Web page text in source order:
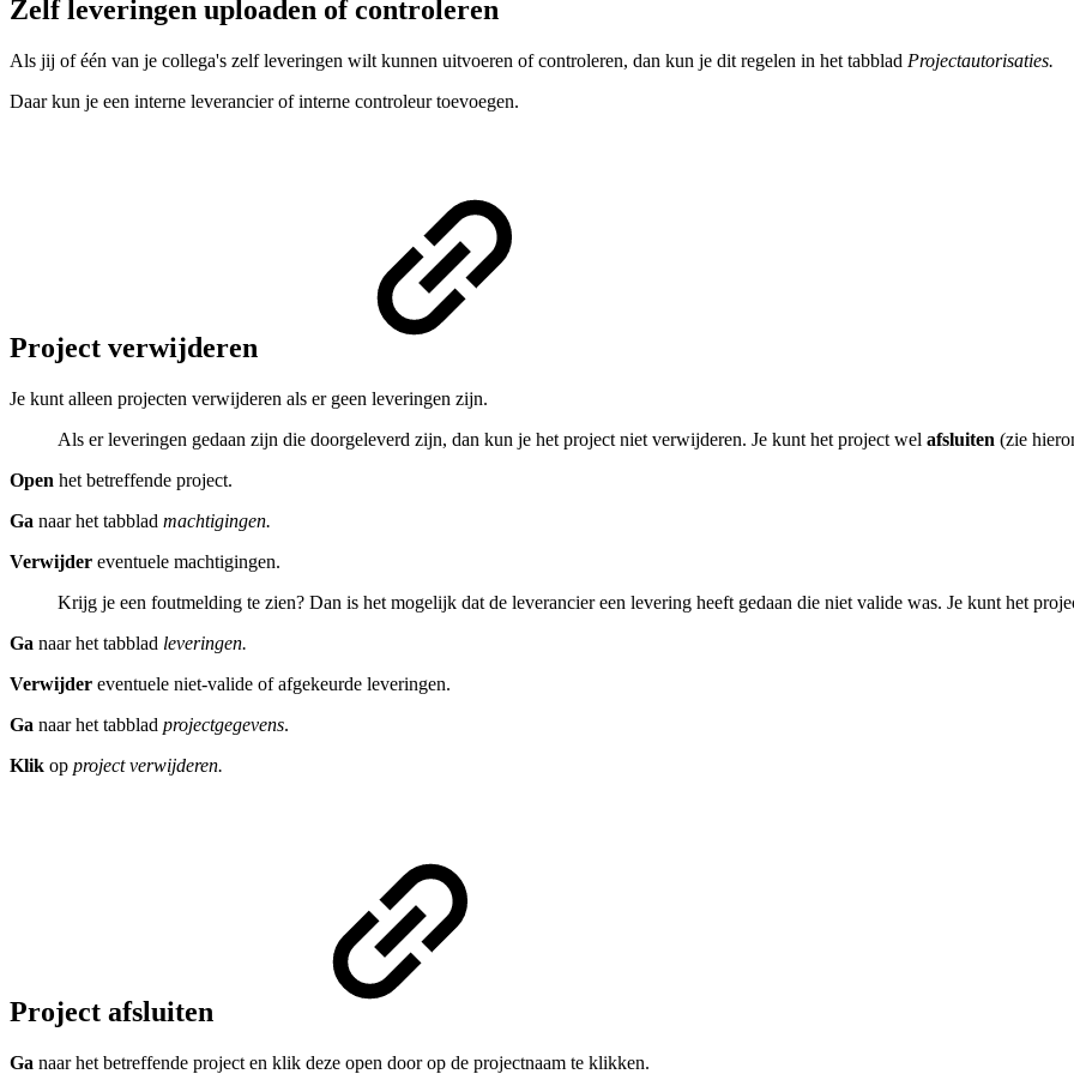
Zelf leveringen uploaden of controleren
Als jij of één van je collega's zelf leveringen wilt kunnen uitvoeren of controleren, dan kun je dit regelen in het tabblad Projectautorisaties.
Daar kun je een interne leverancier of interne controleur toevoegen.
Project verwijderen
Je kunt alleen projecten verwijderen als er geen leveringen zijn.
Als er leveringen gedaan zijn die doorgeleverd zijn, dan kun je het project niet verwijderen. Je kunt het project wel afsluiten (zie
Open het betreffende project.
Ga naar het tabblad machtigingen.
Verwijder eventuele machtigingen.
Krijg je een foutmelding te zien? Dan is het mogelijk dat de leverancier een levering heeft gedaan die niet valide was. Je kunt het
Ga naar het tabblad leveringen.
Verwijder eventuele niet-valide of afgekeurde leveringen.
Ga naar het tabblad projectgegevens.
Klik op project verwijderen.
Project afsluiten
Ga naar het betreffende project en klik deze open door op de projectnaam te klikken.